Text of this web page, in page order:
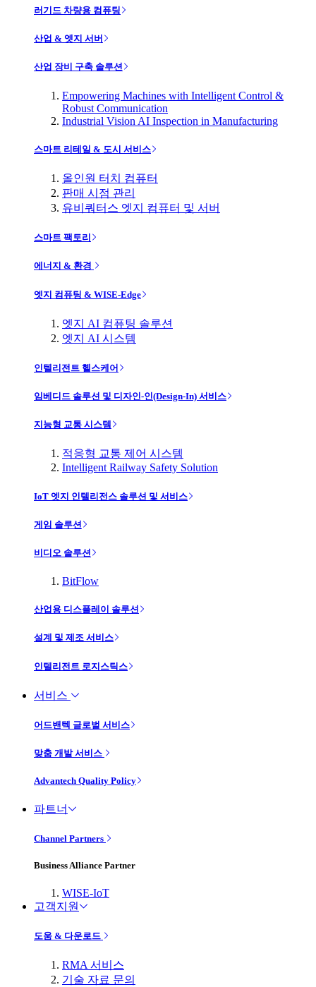
러기드 차량용 컴퓨팅
산업 & 엣지 서버
산업 장비 구축 솔루션
Empowering Machines with Intelligent Control &
Robust Communication
Industrial Vision AI Inspection in Manufacturing
스마트 리테일 & 도시 서비스
올인원 터치 컴퓨터
판매 시점 관리
유비쿼터스 엣지 컴퓨터 및 서버
스마트 팩토리
에너지 & 환경
엣지 컴퓨팅 & WISE-Edge
엣지 AI 컴퓨팅 솔루션
엣지 AI 시스템
인텔리전트 헬스케어
임베디드 솔루션 및 디자인-인(Design-In) 서비스
지능형 교통 시스템
적응형 교통 제어 시스템
Intelligent Railway Safety Solution
IoT 엣지 인텔리전스 솔루션 및 서비스
게임 솔루션
비디오 솔루션
BitFlow
산업용 디스플레이 솔루션
설계 및 제조 서비스
인텔리전트 로지스틱스
서비스
어드밴텍 글로벌 서비스
맞춤 개발 서비스
Advantech Quality Policy
파트너
Channel Partners
Business Alliance Partner
WISE-IoT
고객지원
도움 & 다운로드
RMA 서비스
기술 자료 문의